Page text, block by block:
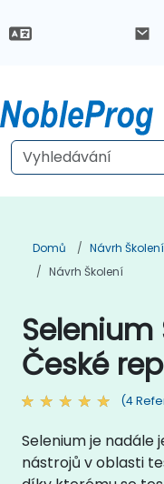
Domů Návrh Školení
Návrh Školení
Selenium
České
(4
Selenium je nadále
nástrojů v oblasti